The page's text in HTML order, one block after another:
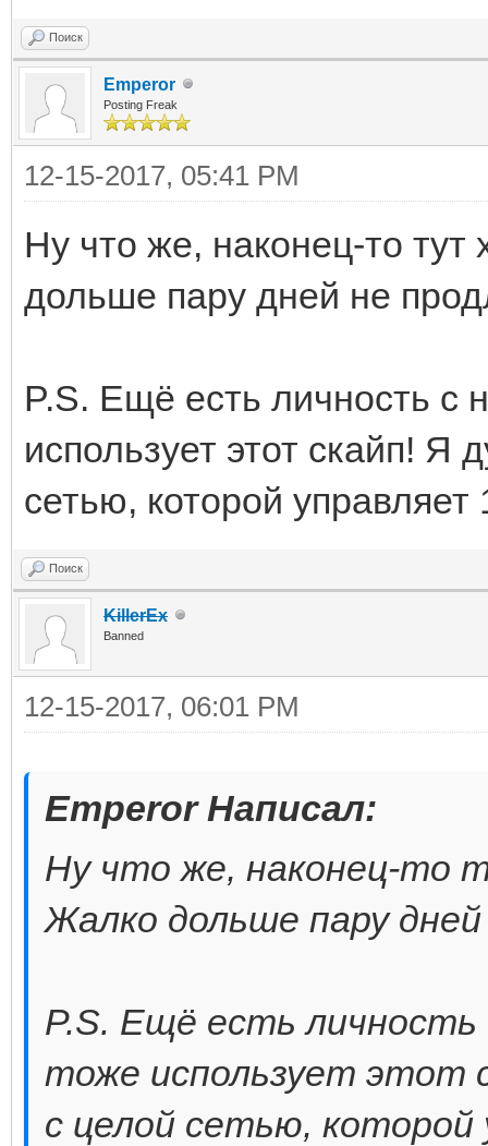
Поиск
Emperor
Posting Freak
12-15-2017, 05:41 PM
Ну что же, наконец-то
дольше пару дней не
P.S. Ещё есть личность с
использует этот скайп!
сетью, которой управляет
Поиск
KillerEx
Banned
12-15-2017, 06:01 PM
Emperor Написал:
Ну что же, наконец-то
Жалко дольше пару
P.S. Ещё есть личность
тоже использует этот
с целой сетью, которой